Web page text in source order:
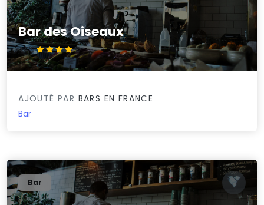
Bar des Oiseaux
4.4/5
AJOUTÉ PAR BARS EN FRANCE
Bar
Bar